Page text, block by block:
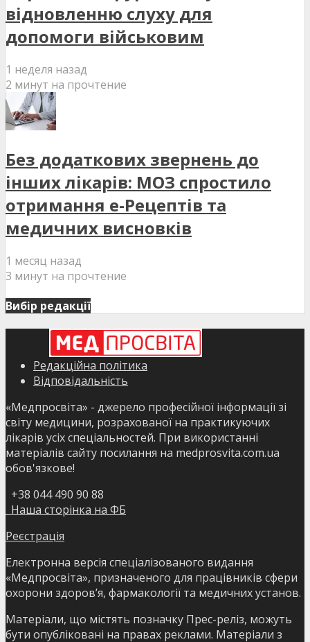
відновленню слуху для
допомоги військовим
1 неделя назад
2 минут на прочтение
Без додаткових звернень до
інших лікарів: МОЗ спростило
отримання е-Рецептів та
медичних висновків
1 месяц назад
3 минут на прочтение
Вибір редакції
Редакційна політика
Відповідальність
«Медпросвіта» - джерело професійної інформації зі
світу медицини, розрахованої на практикуючих
лікарів усіх спеціальностей. При використанні
матеріалів сайту посилання на medprosvita.com.ua
обов'язкове!
+38 044 490 90 88
Наша сторінка на ФБ
Реєстрація
Електронна версія спеціалізованого видання
«Медпросвіта», призначеного для працівників сфери
охорони здоров’я, фармакології та медичних установ.
Матеріали, що містять позначку Прес-реліз, можуть
бути опубліковані на правах реклами. Матеріали з